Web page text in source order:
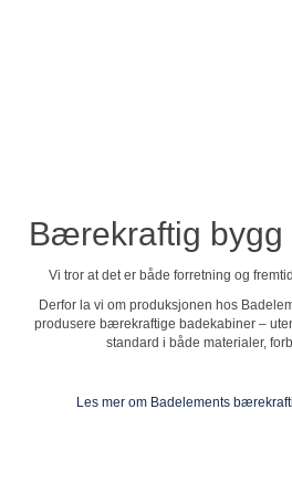
Bærekraftig bygg
Vi tror at det er både forretning og
Derfor la vi om produksjonen hos
produsere bærekraftige badekabiner –
standard i både materialer,
Les mer om Badelements